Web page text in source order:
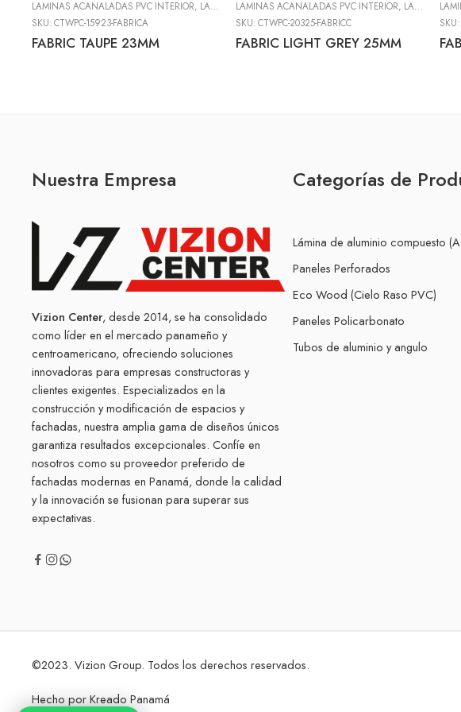
LAMINAS ACANALADAS PVC INTERIOR, LÁMINAS DE PVC DECORATIVO (DECOWALL) ,LÁMINAS
SKU:CTWPC-15923-FABRICA
FABRIC TAUPE 23MM
LAMINAS ACANALADAS PVC INTERIOR, LÁMINAS DE PVC DECORATIVO (DECOWALL)
SKU:CTWPC-20325-FABRICC
FABRIC LIGHT GREY 25MM
SKU:
Nuestra Empresa
Vizion Center, desde 2014, se ha consolidado
como líder en el mercado panameño y
centroamericano, ofreciendo soluciones
innovadoras para empresas constructoras y
clientes exigentes. Especializados en la
construcción y modificación de espacios y
fachadas, nuestra amplia gama de diseños únicos
garantiza resultados excepcionales. Confíe en
nosotros como su proveedor preferido de
fachadas modernas en Panamá, donde la calidad
y la innovación se fusionan para superar sus
expectativas.
Categorías de
Lámina de aluminio compuesto
Paneles Perforados
Eco Wood (Cielo Raso PVC)
Paneles Policarbonato
Tubos de aluminio y angulo
©2023. Vizion Group. Todos los derechos reservados.
Hecho porKreado Panamá